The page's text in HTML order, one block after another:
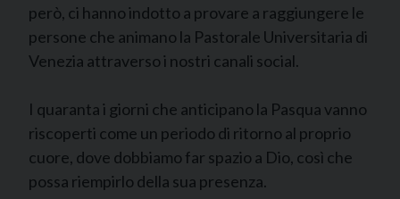
però, ci hanno indotto a provare a raggiungere le
persone che animano la Pastorale Universitaria di
Venezia attraverso i nostri canali social.
I quaranta i giorni che anticipano la Pasqua vanno
riscoperti come un periodo di ritorno al proprio
cuore, dove dobbiamo far spazio a Dio, così che
possa riempirlo della sua presenza.